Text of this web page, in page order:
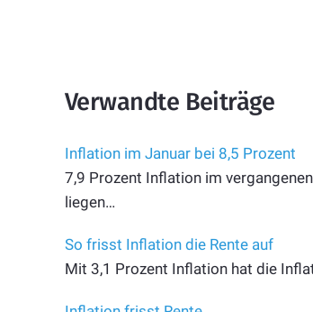
Verwandte Beiträge
Inflation im Januar bei 8,5 Prozent
7,9 Prozent Inflation im
liegen…
So frisst Inflation die Rente auf
Mit 3,1 Prozent Inflation hat die